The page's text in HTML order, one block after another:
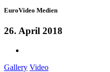
EuroVideo Medien
26. April 2018
Gallery Video